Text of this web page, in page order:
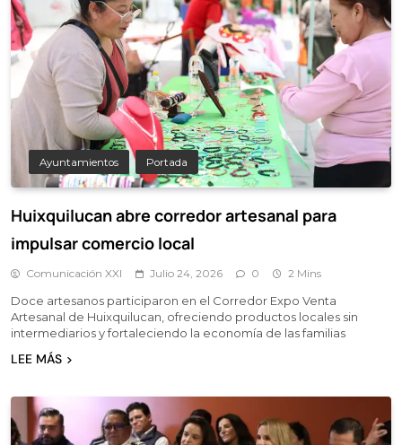
Ayuntamientos Portada
Huixquilucan abre corredor artesanal para
impulsar comercio local
Comunicación XXI Julio 24, 2026 0 2 Mins
Doce artesanos participaron en el Corredor Expo Venta
Artesanal de Huixquilucan, ofreciendo productos locales sin
intermediarios y fortaleciendo la economía de las familias
LEE MÁS